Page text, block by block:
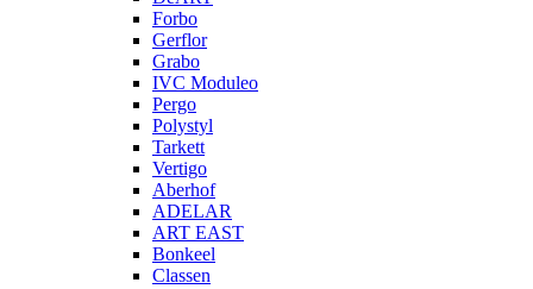
Forbo
Gerflor
Grabo
IVC Moduleo
Pergo
Polystyl
Tarkett
Vertigo
Aberhof
ADELAR
ART EAST
Bonkeel
Classen